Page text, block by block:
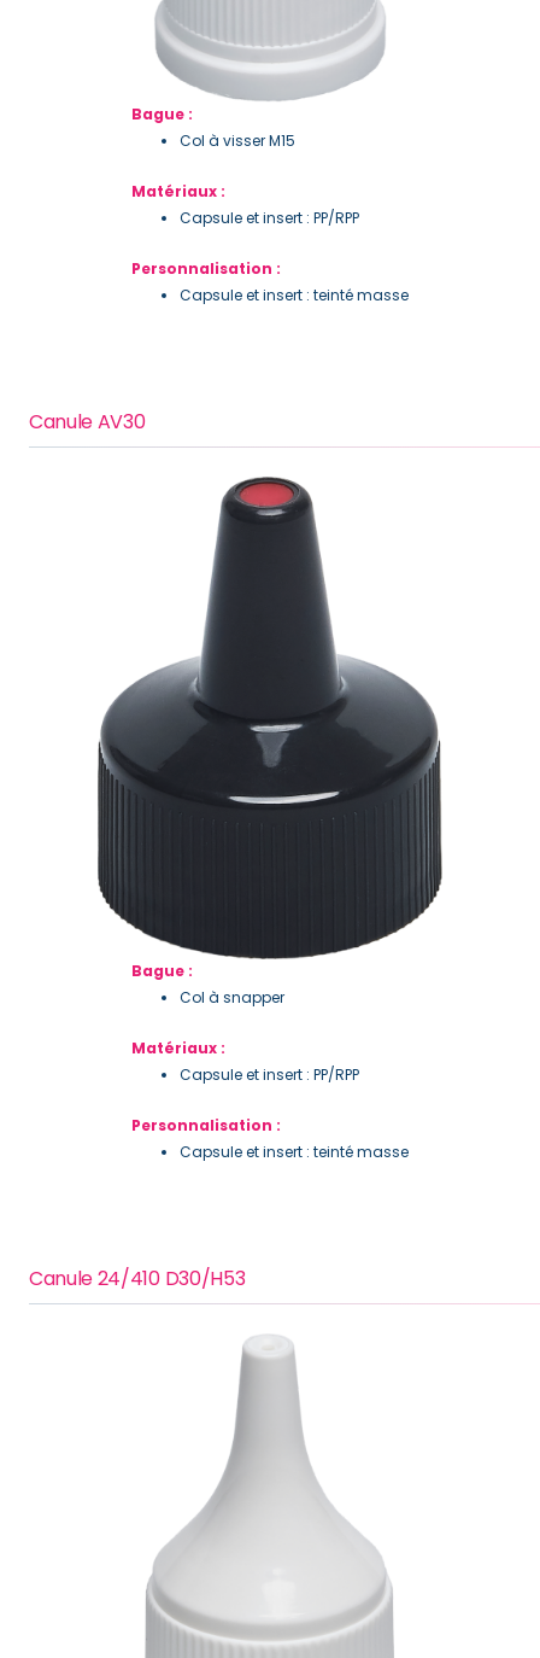
Bague :
Col à visser M15
Matériaux :
Capsule et insert : PP/RPP
Personnalisation :
Capsule et insert : teinté masse
Canule AV30
Bague :
Col à snapper
Matériaux :
Capsule et insert : PP/RPP
Personnalisation :
Capsule et insert : teinté masse
Canule 24/410 D30/H53